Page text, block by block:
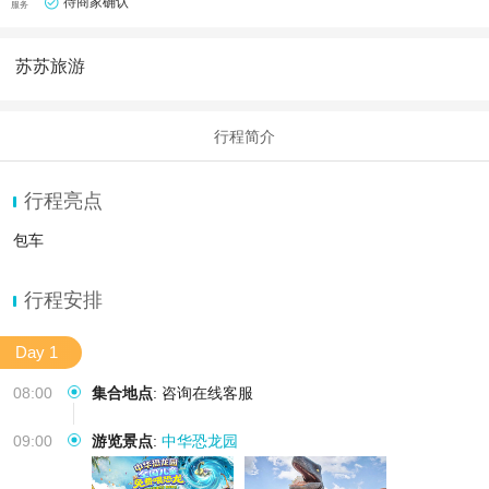
服务
苏苏旅游
行程简介
行程亮点
包车
行程安排
Day 1
08:00 集合地点: 咨询在线客服
09:00 游览景点: 中华恐龙园